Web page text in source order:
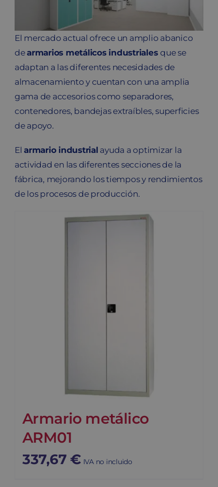
Contacto
Carrito
El mercado actual ofrece un amplio abanico
dearmarios metálicos industrialesque se
adaptan a las diferentes necesidades de
almacenamiento y cuentan con una amplia
gama de accesorios como separadores,
contenedores, bandejas extraíbles, superficies
de apoyo.
Elarmario industrial ayuda a optimizar la
actividad en las diferentes secciones de la
fábrica, mejorando los tiempos y rendimientos
de los procesos de producción.
Armario metálico
ARM01
337,67 € IVA no incluido